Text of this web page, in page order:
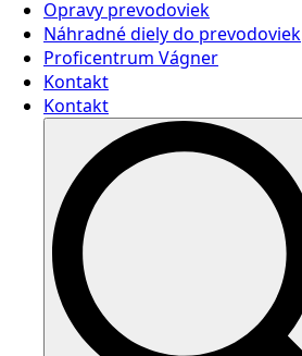
Opravy prevodoviek
Náhradné diely do prevodoviek
Proficentrum Vágner
Kontakt
Kontakt